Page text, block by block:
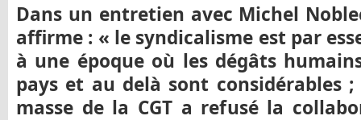
Dans un entretien avec Michel
affirme : « le syndicalisme est par
à une époque où les dégâts
pays et au delà sont considérables
masse de la CGT a refusé la